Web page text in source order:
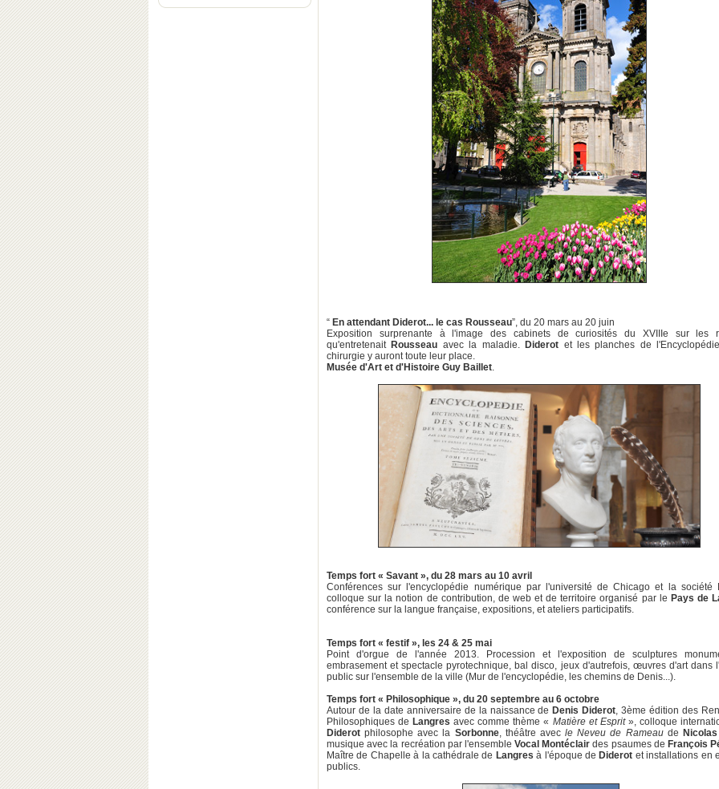
“ En attendant Diderot... le cas Rousseau”, du 20 mars au 20 juin
Exposition surprenante à l'image des cabinets de curiosités du XVIIIe sur les
qu'entretenait Rousseau avec la maladie. Diderot et les planches de
chirurgie y auront toute leur place.
Musée d'Art et d'Histoire Guy Baillet.
Temps fort « Savant », du 28 mars au 10 avril
Conférences sur l'encyclopédie numérique par l'université de Chicago et la société
colloque sur la notion de contribution, de web et de territoire organisé par le Pays de
conférence sur la langue française, expositions, et ateliers participatifs.
Temps fort « festif », les 24 & 25 mai
Point d'orgue de l'année 2013. Procession et l'exposition de sculptures
embrasement et spectacle pyrotechnique, bal disco, jeux d'autrefois, œuvres d'art dans
public sur l'ensemble de la ville (Mur de l'encyclopédie, les chemins de Denis...).
Temps fort « Philosophique », du 20 septembre au 6 octobre
Autour de la date anniversaire de la naissance de Denis Diderot, 3ème édition des
Philosophiques de Langres avec comme thème « Matière et Esprit», colloque
Diderot philosophe avec la Sorbonne, théâtre avecle Neveu de Rameaude
musique avec la recréation par l'ensemble Vocal Montéclair des psaumes de François
Maître de Chapelle à la cathédrale de Langres à l'époque de Diderot et installations en
publics.